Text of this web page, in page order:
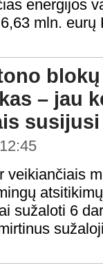
energijos
mln.
– jau
veikiančiais
sužaloti 6